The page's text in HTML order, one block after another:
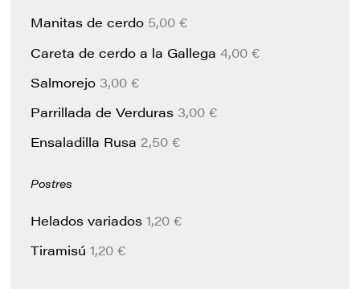
Manitas de cerdo 5,00 €
Careta de cerdo a la Gallega4,00 €
Salmorejo 3,00 €
Parrillada de Verduras 3,00 €
Ensaladilla Rusa 2,50 €
Postres
Helados variados1,20 €
Tiramisú1,20 €